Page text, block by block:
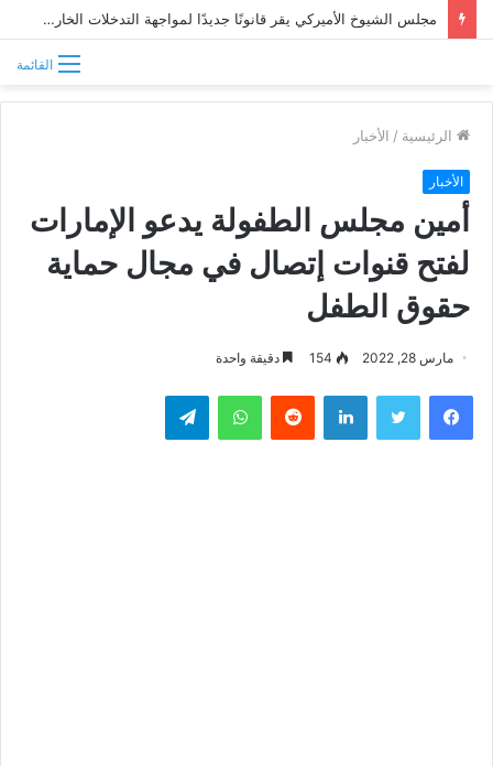
مجلس الشيوخ الأميركي يقر قانونًا جديدًا لمواجهة التدخلات الخارجية في السودان
القائمة
الرئيسية / الأخبار
الأخبار
أمين مجلس الطفولة يدعو الإمارات
لفتح قنوات إتصال في مجال حماية
حقوق الطفل
مارس 28, 2022 154 دقيقة واحدة
فيسبوك تويتر لينكدإن واتساب تيلقرام